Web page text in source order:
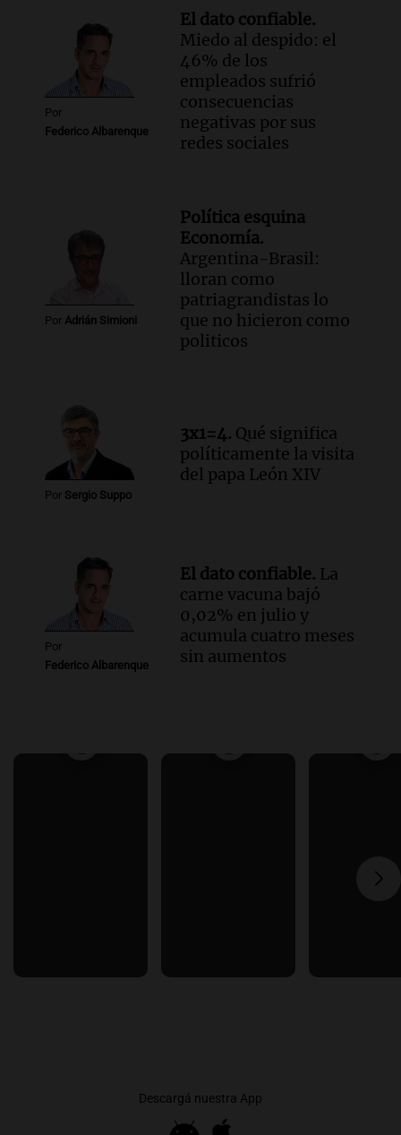
Por
Federico Albarenque
El dato confiable.
Miedo al despido: el
46% de los
empleados sufrió
consecuencias
negativas por sus
redes sociales
Por Adrián Simioni
Política esquina
Economía.
Argentina-Brasil:
lloran como
patriagrandistas lo
que no hicieron como
politicos
Por Sergio Suppo
3x1=4. Qué significa
políticamente la visita
del papa León XIV
Por
Federico Albarenque
El dato confiable. La
carne vacuna bajó
0,02% en julio y
acumula cuatro meses
sin aumentos
Descargá nuestra App